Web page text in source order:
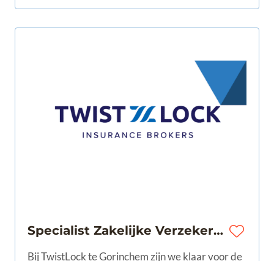
Specialist Zakelijke Verzekeringen & Co-assurantie | Regio Rotterdam | €3.000 - €6.900
Bij TwistLock te Gorinchem zijn we klaar voor de